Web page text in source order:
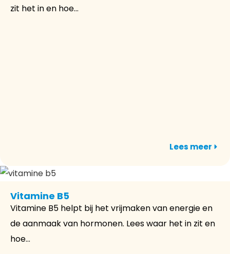
zit het in en hoe...
Lees meer
Vitamine B5
Vitamine B5 helpt bij het vrijmaken van energie en
de aanmaak van hormonen. Lees waar het in zit en
hoe...